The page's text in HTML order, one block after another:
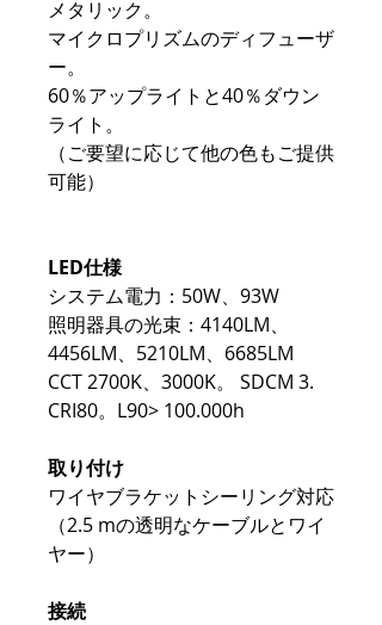
メタリック。
マイクロプリズムのディフューザ
ー。
60％アップライトと40％ダウン
ライト。
（ご要望に応じて他の色もご提供
可能）
LED仕様
システム電力：50W、93W
照明器具の光束：4140LM、
4456LM、5210LM、6685LM
CCT 2700K、3000K。 SDCM 3.
CRI80。L90> 100.000h
取り付け
ワイヤブラケットシーリング対応
（2.5 mの透明なケーブルとワイ
ヤー）
接続